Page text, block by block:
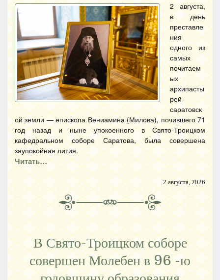
2 августа,
в день
преставле
ния
одного из
самых
почитаем
ых
архипасты
рей
саратовск
ой земли — епископа Вениамина (Милова), почившего 71
год назад и ныне упокоенного в Свято-Троицком
кафедральном соборе Саратова, была совершена
заупокойная лития.
Читать…
2 августа, 2026
В Свято-Троицком соборе
совершен Молебен в 96 -ю